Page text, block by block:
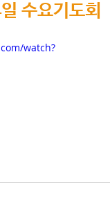
수요기도회
watch?